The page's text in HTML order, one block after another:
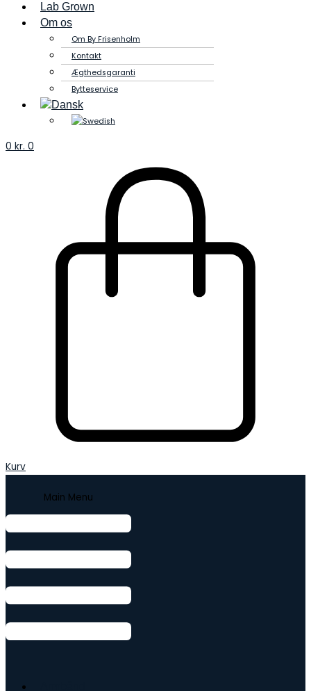
Lab Grown
Om os
Om By Frisenholm
Kontakt
Ægthedsgaranti
Bytteservice
0 kr. 0
Kurv
Main Menu